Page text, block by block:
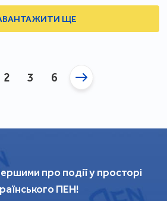
ЩЕ
2 3 6
про події у просторі
ПЕН!